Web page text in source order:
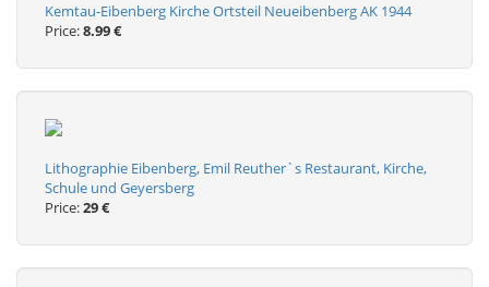
Kemtau-Eibenberg Kirche Ortsteil Neueibenberg AK 1944
Price:8.99 €
Lithographie Eibenberg, Emil Reuther`s Restaurant, Kirche,
Schule und Geyersberg
Price:29 €